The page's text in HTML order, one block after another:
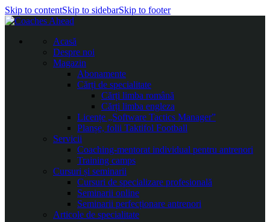
Skip to contentSkip to sidebarSkip to footer
Acasă
Despre noi
Magazin
Abonamente
Cărți de specialitate
Cărți limba română
Cărți limba engleza
Licențe „Software Tactics Manager”
Planșe, folii Taktifol Football
Servicii
Coaching-mentorat individual pentru antrenori
Training camps
Cursuri și seminarii
Cursuri de specializare profesională
Seminarii online
Seminarii perfecționare antrenori
Articole de specialitate